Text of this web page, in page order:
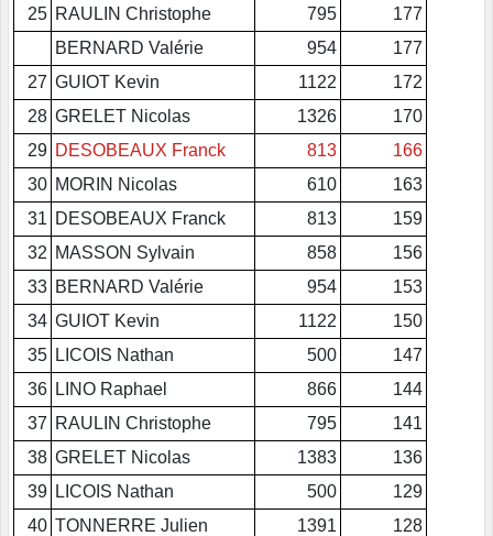
25 RAULIN Christophe 795
177
BERNARD Valérie
954
177
27 GUIOT Kevin 1122
172
28 GRELET Nicolas 1326
170
29 DESOBEAUX Franck 813
166
30 MORIN Nicolas 610
163
31 DESOBEAUX Franck 813
159
32 MASSON Sylvain 858
156
33 BERNARD Valérie 954
153
34 GUIOT Kevin 1122
150
35 LICOIS Nathan 500
147
36 LINO Raphael 866
144
37 RAULIN Christophe 795
141
38 GRELET Nicolas 1383
136
39 LICOIS Nathan 500
129
40 TONNERRE Julien 1391
128